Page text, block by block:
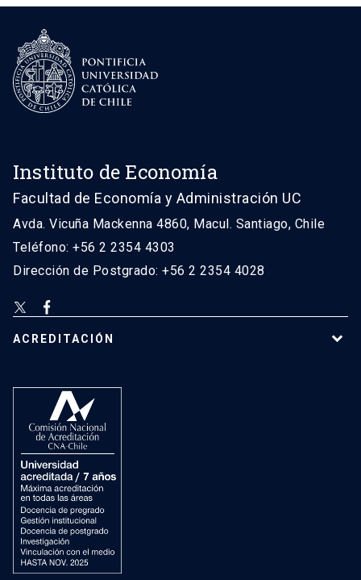
Instituto de Economía
Facultad de Economía y Administración UC
Avda. Vicuña Mackenna 4860, Macul. Santiago, Chile
Teléfono: +56 2 2354 4303
Dirección de Postgrado: +56 2 2354 4028
ACREDITACIÓN